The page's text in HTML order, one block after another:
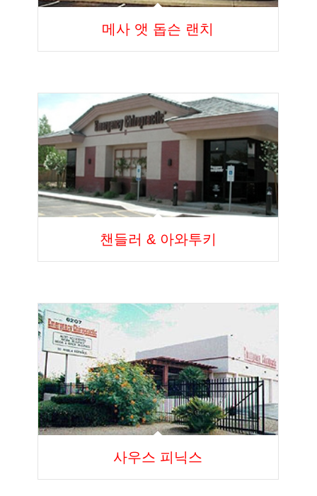
메사 앳 돕슨 랜치
챈들러 & 아와투키
사우스 피닉스